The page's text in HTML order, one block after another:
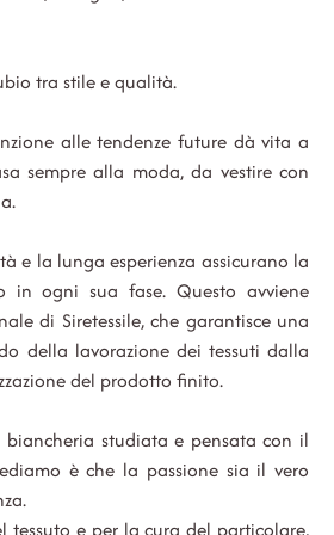
tra stile e qualità.
alle tendenze future dà vita a
sempre alla moda, da vestire con
e la lunga esperienza assicurano la
in ogni sua fase. Questo avviene
di Siretessile, che garantisce una
della lavorazione dei tessuti dalla
del prodotto finito.
studiata e pensata con il
è che la passione sia il vero